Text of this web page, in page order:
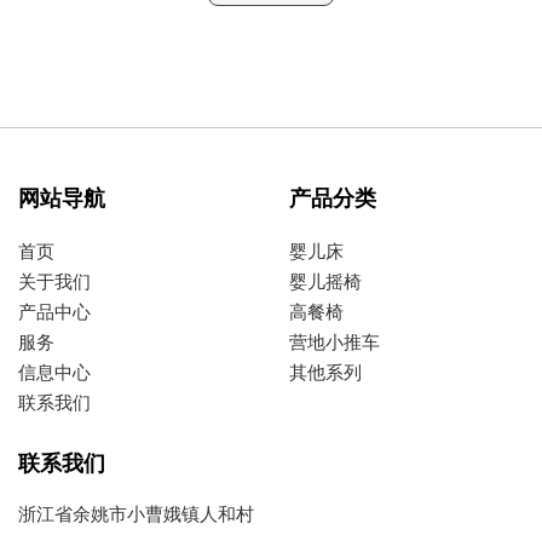
网站导航
首页
关于我们
产品中心
服务
信息中心
联系我们
产品分类
婴儿床
婴儿摇椅
高餐椅
营地小推车
其他系列
联系我们
浙江省余姚市小曹娥镇人和村